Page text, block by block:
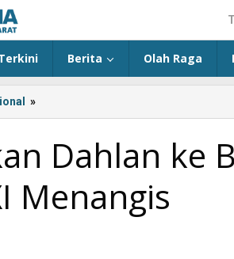
Berita Olah Raga
»
Dahlan
BK,
Anggota
Komisi
XI
Dahlan ke
Menangis